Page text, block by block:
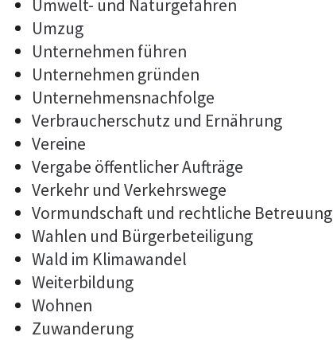
Umwelt- und Naturgefahren
Umzug
Unternehmen führen
Unternehmen gründen
Unternehmensnachfolge
Verbraucherschutz und Ernährung
Vereine
Vergabe öffentlicher Aufträge
Verkehr und Verkehrswege
Vormundschaft und rechtliche Betreuung
Wahlen und Bürgerbeteiligung
Wald im Klimawandel
Weiterbildung
Wohnen
Zuwanderung